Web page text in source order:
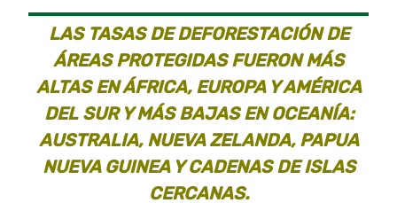
LAS TASAS DE DEFORESTACIÓN DE
ÁREAS PROTEGIDAS FUERON MÁS
ALTAS EN ÁFRICA, EUROPA Y AMÉRICA
DEL SUR Y MÁS BAJAS EN OCEANÍA:
AUSTRALIA, NUEVA ZELANDA, PAPUA
NUEVA GUINEA Y CADENAS DE ISLAS
CERCANAS.